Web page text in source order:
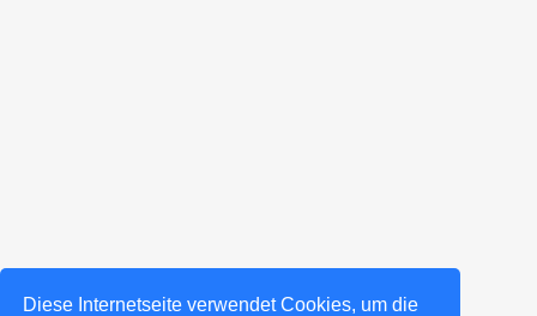
Diese Internetseite verwendet Cookies, um die